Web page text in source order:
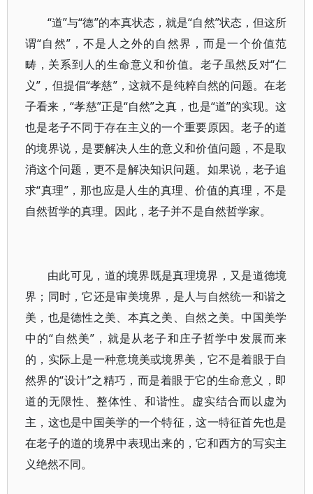
“道”与“德”的本真状态，就是“自然”状态，但这所
谓“自然”，不是人之外的自然界，而是一个价值范
畴，关系到人的生命意义和价值。老子虽然反对“仁
义”，但提倡“孝慈”，这就不是纯粹自然的问题。在老
子看来，“孝慈”正是“自然”之真，也是“道”的实现。这
也是老子不同于存在主义的一个重要原因。老子的道
的境界说，是要解决人生的意义和价值问题，不是取
消这个问题，更不是解决知识问题。如果说，老子追
求“真理”，那也应是人生的真理、价值的真理，不是
自然哲学的真理。因此，老子并不是自然哲学家。
由此可见，道的境界既是真理境界，又是道德境
界；同时，它还是审美境界，是人与自然统一和谐之
美，也是德性之美、本真之美、自然之美。中国美学
中的“自然美”，就是从老子和庄子哲学中发展而来
的，实际上是一种意境美或境界美，它不是着眼于自
然界的“设计”之精巧，而是着眼于它的生命意义，即
道的无限性、整体性、和谐性。虚实结合而以虚为
主，这也是中国美学的一个特征，这一特征首先也是
在老子的道的境界中表现出来的，它和西方的写实主
义绝然不同。